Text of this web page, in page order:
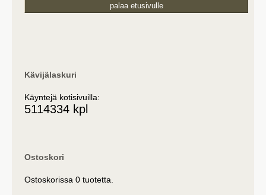
palaa etusivulle
Kävijälaskuri
Käyntejä kotisivuilla:
5114334 kpl
Ostoskori
Ostoskorissa 0 tuotetta.